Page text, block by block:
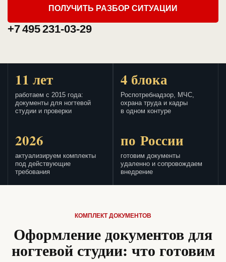
ПОЛУЧИТЬ РАЗБОР СИТУАЦИИ
+7 495 231-03-29
11 лет
работаем с 2015 года:
документы для ногтевой
студии и проверки
4 блока
Роспотребнадзор, МЧС,
охрана труда и кадры
в одном контуре
2026
актуализируем комплекты
под действующие
требования
по России
готовим документы
удаленно и сопровождаем
внедрение
КОМПЛЕКТ ДОКУМЕНТОВ
Оформление документов для
ногтевой студии: что готовим